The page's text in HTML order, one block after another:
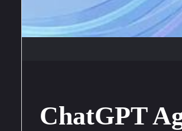
ChatGPT